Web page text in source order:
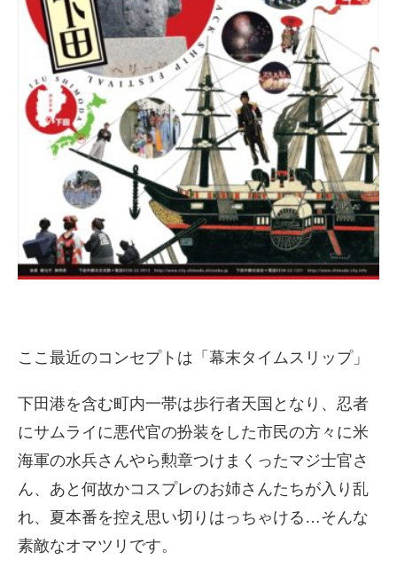
ここ最近のコンセプトは「幕末タイムスリップ」
下田港を含む町内一帯は歩行者天国となり、忍者
にサムライに悪代官の扮装をした市民の方々に米
海軍の水兵さんやら勲章つけまくったマジ士官さ
ん、あと何故かコスプレのお姉さんたちが入り乱
れ、夏本番を控え思い切りはっちゃける…そんな
素敵なオマツリです。